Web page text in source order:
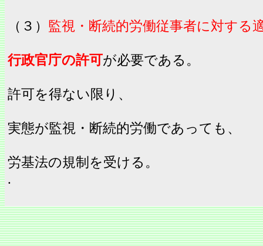
（３） 監視・断続的労働従事者に対する
行政官庁の許可が必要である。
許可を得ない限り、
実態が監視・断続的労働であっても、
労基法の規制を受ける。
.